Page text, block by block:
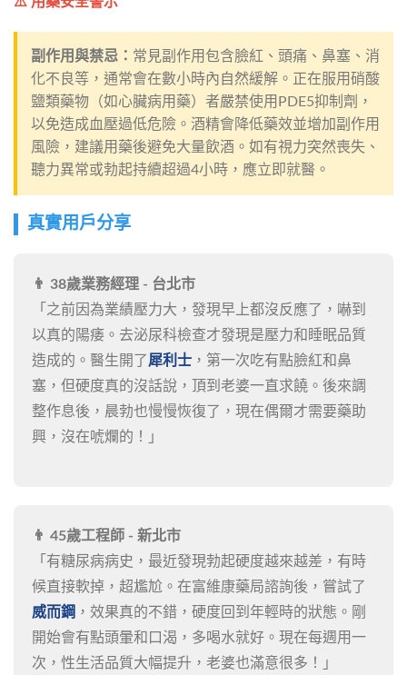
副作用與禁忌： 常見副作用包含臉紅、頭痛、鼻塞、消
化不良等，通常會在數小時內自然緩解。正在服用硝酸
鹽類藥物（如心臟病用藥）者嚴禁使用PDE5抑制劑，
以免造成血壓過低危險。酒精會降低藥效並增加副作用
風險，建議用藥後避免大量飲酒。如有視力突然喪失、
聽力異常或勃起持續超過4小時，應立即就醫。
真實用戶分享
👨 38歲業務經理 - 台北市
「之前因為業績壓力大，發現早上都沒反應了，嚇到
以真的陽痿。去泌尿科檢查才發現是壓力和睡眠品質
造成的。醫生開了 犀利士 ，第一次吃有點臉紅和鼻
塞，但硬度真的沒話說，頂到老婆一直求饒。後來調
整作息後，晨勃也慢慢恢復了，現在偶爾才需要藥助
興，沒在唬爛的！」
👨 45歲工程師 - 新北市
「有糖尿病病史，最近發現勃起硬度越來越差，有時
候直接軟掉，超尷尬。在富維康藥局諮詢後，嘗試了
威而鋼 ，效果真的不錯，硬度回到年輕時的狀態。剛
開始會有點頭暈和口渴，多喝水就好。現在每週用一
次，性生活品質大幅提升，老婆也滿意很多！」